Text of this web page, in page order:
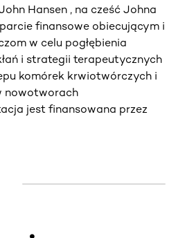
Hansen , na cześć Johna
finansowe obiecującym i
w celu pogłębienia
i strategii terapeutycznych
komórek krwiotwórczych i
nowotworach
jest finansowana przez